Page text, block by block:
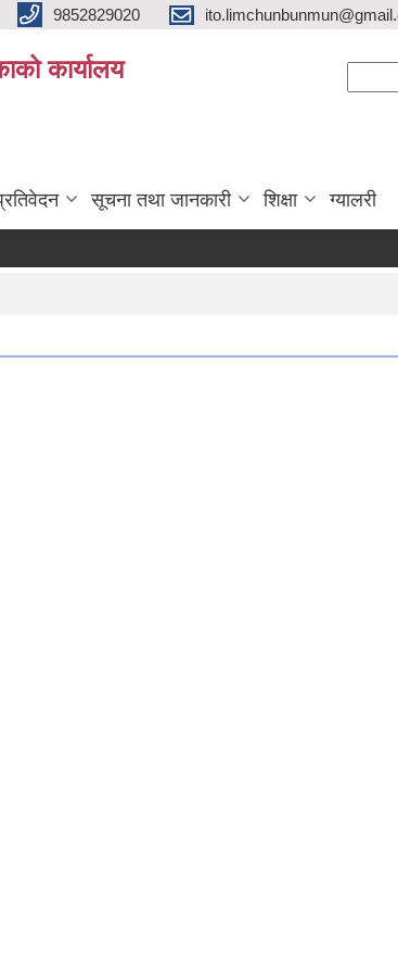
9852829020
कार्यालय
सूचना तथा जानकारी शिक्षा ग्यालरी